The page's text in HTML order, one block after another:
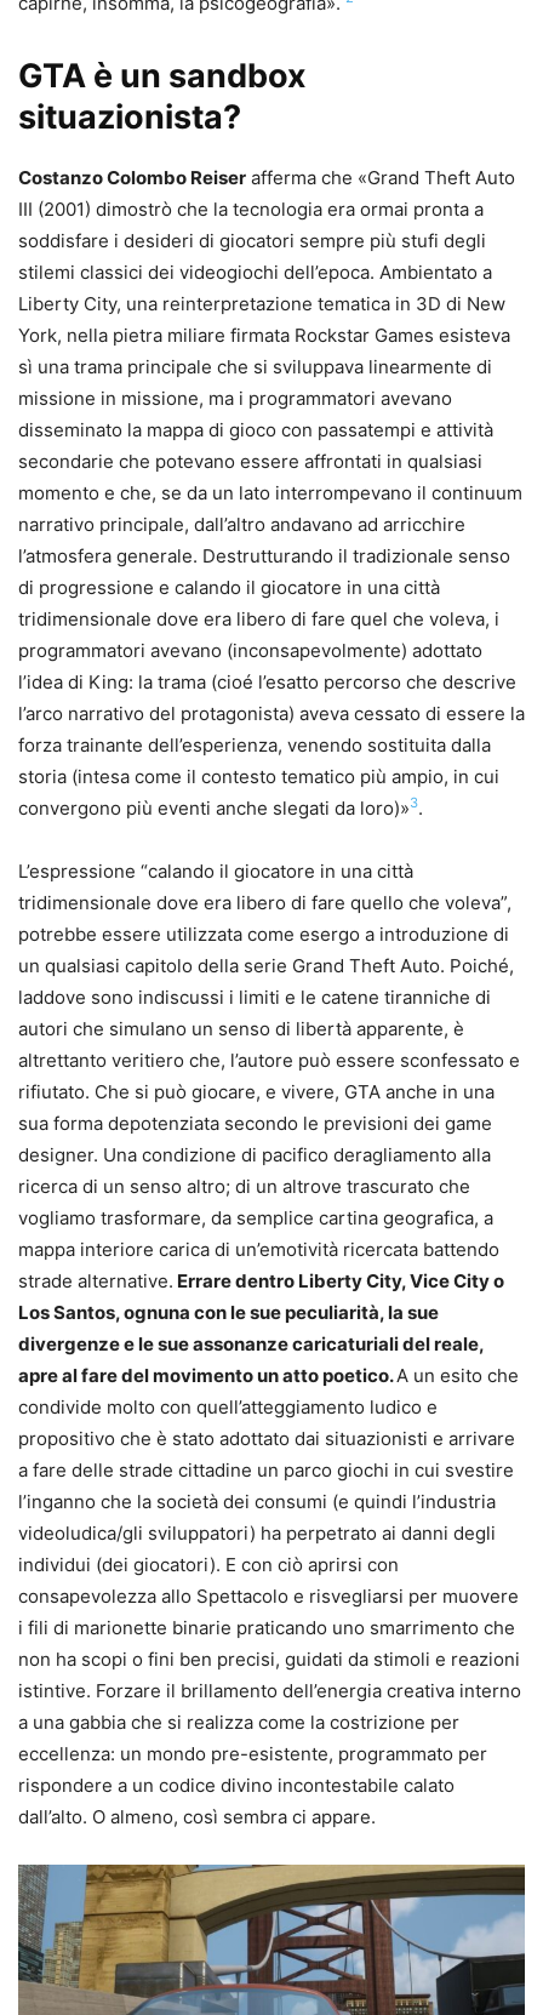
GTA è un sandbox
situazionista?
Costanzo Colombo Reiser afferma che «Grand Theft Auto
III (2001) dimostrò che la tecnologia era ormai pronta a
soddisfare i desideri di giocatori sempre più stufi degli
stilemi classici dei videogiochi dell’epoca. Ambientato a
Liberty City, una reinterpretazione tematica in 3D di New
York, nella pietra miliare firmata Rockstar Games esisteva
sì una trama principale che si sviluppava linearmente di
missione in missione, ma i programmatori avevano
disseminato la mappa di gioco con passatempi e attività
secondarie che potevano essere affrontati in qualsiasi
momento e che, se da un lato interrompevano il continuum
narrativo principale, dall’altro andavano ad arricchire
l’atmosfera generale. Destrutturando il tradizionale senso
di progressione e calando il giocatore in una città
tridimensionale dove era libero di fare quel che voleva, i
programmatori avevano (inconsapevolmente) adottato
l’idea di King: la trama (cioé l’esatto percorso che descrive
l’arco narrativo del protagonista) aveva cessato di essere la
forza trainante dell’esperienza, venendo sostituita dalla
storia (intesa come il contesto tematico più ampio, in cui
convergono più eventi anche slegati da loro)»3.
L’espressione “calando il giocatore in una città
tridimensionale dove era libero di fare quello che voleva”,
potrebbe essere utilizzata come esergo a introduzione di
un qualsiasi capitolo della serie Grand Theft Auto. Poiché,
laddove sono indiscussi i limiti e le catene tiranniche di
autori che simulano un senso di libertà apparente, è
altrettanto veritiero che, l’autore può essere sconfessato e
rifiutato. Che si può giocare, e vivere, GTA anche in una
sua forma depotenziata secondo le previsioni dei game
designer. Una condizione di pacifico deragliamento alla
ricerca di un senso altro; di un altrove trascurato che
vogliamo trasformare, da semplice cartina geografica, a
mappa interiore carica di un’emotività ricercata battendo
strade alternative. Errare dentro Liberty City, Vice City o
Los Santos, ognuna con le sue peculiarità, la sue
divergenze e le sue assonanze caricaturiali del reale,
apre al fare del movimento un atto poetico.A un esito che
condivide molto con quell’atteggiamento ludico e
propositivo che è stato adottato dai situazionisti e arrivare
a fare delle strade cittadine un parco giochi in cui svestire
l’inganno che la società dei consumi (e quindi l’industria
videoludica/gli sviluppatori) ha perpetrato ai danni degli
individui (dei giocatori). E con ciò aprirsi con
consapevolezza allo Spettacolo e risvegliarsi per muovere
i fili di marionette binarie praticando uno smarrimento che
non ha scopi o fini ben precisi, guidati da stimoli e reazioni
istintive. Forzare il brillamento dell’energia creativa interno
a una gabbia che si realizza come la costrizione per
eccellenza: un mondo pre-esistente, programmato per
rispondere a un codice divino incontestabile calato
dall’alto. O almeno, così sembra ci appare.